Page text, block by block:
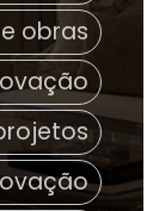
obras